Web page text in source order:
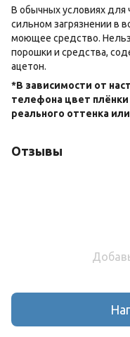
В обычных условиях для
сильном загрязнении в
моющее средство.
порошки и средства,
ацетон.
*В зависимости от
телефона цвет
реального оттенка
Отзывы